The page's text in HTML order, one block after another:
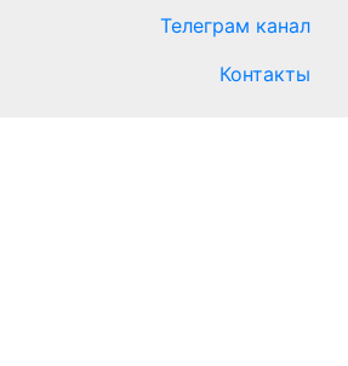
Телеграм канал
Контакты